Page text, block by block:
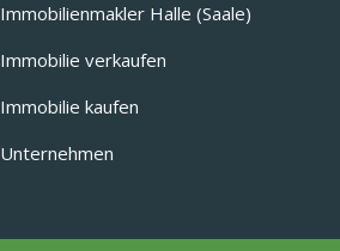
Immobilienmakler Halle (Saale)
Immobilie verkaufen
Immobilie kaufen
Unternehmen